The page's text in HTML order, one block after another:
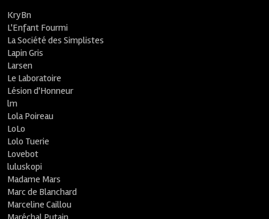
KryBn
L'Enfant Fourmi
La Société des Simplistes
Lapin Gris
Larsen
Le Laboratoire
Lésion d'Honneur
lm
Lola Poireau
LoLo
Lolo Tuerie
Lovebot
luluskopi
Madame Mars
Marc de Blanchard
Marceline Caillou